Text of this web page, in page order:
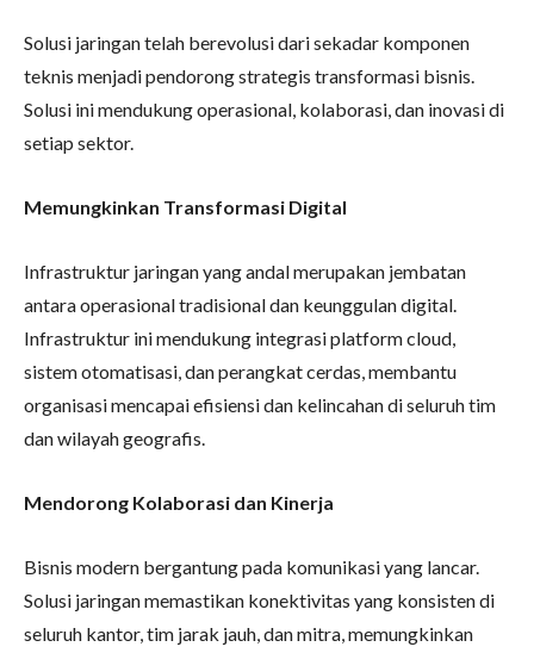
Solusi jaringan telah berevolusi dari sekadar komponen
teknis menjadi pendorong strategis transformasi bisnis.
Solusi ini mendukung operasional, kolaborasi, dan inovasi di
setiap sektor.
Memungkinkan Transformasi Digital
Infrastruktur jaringan yang andal merupakan jembatan
antara operasional tradisional dan keunggulan digital.
Infrastruktur ini mendukung integrasi platform cloud,
sistem otomatisasi, dan perangkat cerdas, membantu
organisasi mencapai efisiensi dan kelincahan di seluruh tim
dan wilayah geografis.
Mendorong Kolaborasi dan Kinerja
Bisnis modern bergantung pada komunikasi yang lancar.
Solusi jaringan memastikan konektivitas yang konsisten di
seluruh kantor, tim jarak jauh, dan mitra, memungkinkan